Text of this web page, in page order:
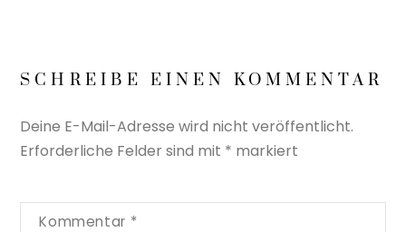
SCHREIBE EINEN KOMMENTAR
Deine E-Mail-Adresse wird nicht veröffentlicht.
Erforderliche Felder sind mit * markiert
Kommentar *